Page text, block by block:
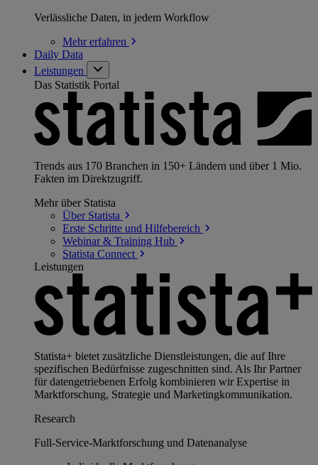
Verlässliche Daten, in jedem Workflow
Mehrerfahren
Daily Data
Leistungen
Das Statistik Portal
Trends aus 170 Branchen in 150+ Ländern und über 1 Mio.
Fakten im Direktzugriff.
Mehr über Statista
Über Statista
Erste Schritte und Hilfebereich
Webinar & Training Hub
Statista Connect
Leistungen
Statista+ bietet zusätzliche Dienstleistungen, die auf Ihre
spezifischen Bedürfnisse zugeschnitten sind. Als Ihr Partner
für datengetriebenen Erfolg kombinieren wir Expertise in
Marktforschung, Strategie und Marketingkommunikation.
Research
Full-Service-Marktforschung und Datenanalyse